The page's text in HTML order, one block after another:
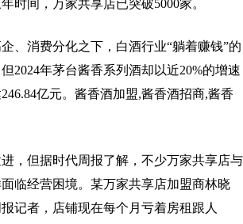
时间，万家共享店已突破5000家。
、消费分化之下，白酒行业“躺着赚钱”的
2024年茅台酱香系列酒却以近20%的增速
亿元。酱香酒加盟,酱香酒招商,酱香
，但据时代周报了解，不少万家共享店与
临经营困境。某万家共享店加盟商林晓
报记者，店铺现在每个月亏着房租跟人